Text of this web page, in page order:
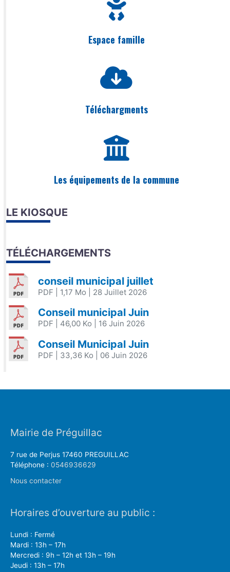
Espace famille
Téléchargments
Les équipements de la commune
LE KIOSQUE
TÉLÉCHARGEMENTS
conseil municipal juillet
PDF | 1,17 Mo | 28 Juillet 2026
Conseil municipal Juin
PDF | 46,00 Ko | 16 Juin 2026
Conseil Municipal Juin
PDF | 33,36 Ko | 06 Juin 2026
Mairie de Préguillac
7 rue de Perjus 17460 PREGUILLAC
Téléphone : 0546936629
Nous contacter
Horaires d’ouverture au public :
Lundi : Fermé
Mardi : 13h – 17h
Mercredi : 9h – 12h et 13h – 19h
Jeudi : 13h – 17h